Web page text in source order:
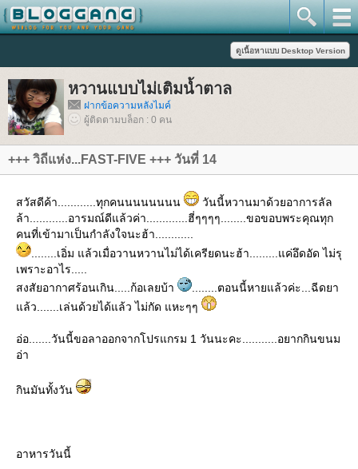
หวานแบบไม่เติมน้ำตาล
ฝากข้อความหลังไมค์
ผู้ติดตามบล็อก : 0 คน
+++ วิถีแห่ง...FAST-FIVE +++ วันที่ 14
สวัสดีค้า............ทุกคนนนนนนนน
วันนี้หวานมาด้วยอาการลัล
ล้า............อารมณ์ดีแล้วค่า.............ฮี่ๆๆๆๆ........ขอขอบพระคุณทุก
คนที่เข้ามาเป็นกำลังใจนะฮ้า............
........เอิ่ม แล้วเมื่อวานหวานไม่ได้เครียดนะฮ้า.........แค่อึดอัด ไม่รุ
เพราะอาไร.....
สงสัยอากาศร้อนเกิน.....ก้อเลยบ้า
........ตอนนี้หายแล้วค่ะ...ฉีดยา
ล้ว.......เล่นด้วยได้แล้ว ไม่กัด แหะๆๆ
อ่อ.......วันนี้ขอลาออกจากโปรแกรม 1 วันนะคะ...........อยากกินขนม
อ่า
กินมันทั้งวัน
อาหารวันนี้